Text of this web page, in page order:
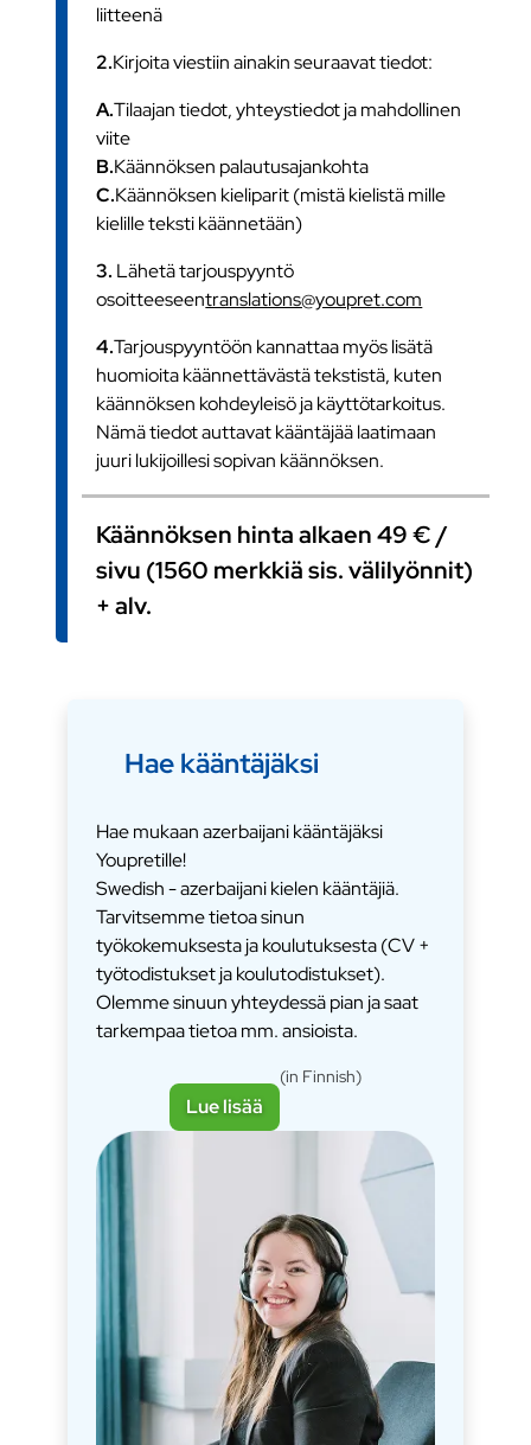
liitteenä
2.Kirjoita viestiin ainakin seuraavat tiedot:
A.Tilaajan tiedot, yhteystiedot ja mahdollinen
viite
B.Käännöksen palautusajankohta
C.Käännöksen kieliparit (mistä kielistä mille
kielille teksti käännetään)
3. Lähetä tarjouspyyntö
osoitteeseentranslations@youpret.com
4.Tarjouspyyntöön kannattaa myös lisätä
huomioita käännettävästä tekstistä, kuten
käännöksen kohdeyleisö ja käyttötarkoitus.
Nämä tiedot auttavat kääntäjää laatimaan
juuri lukijoillesi sopivan käännöksen.
Käännöksen hinta alkaen 49 € /
sivu (1560 merkkiä sis. välilyönnit)
+ alv.
Hae kääntäjäksi
Hae mukaan azerbaijani kääntäjäksi
Youpretille!
Swedish - azerbaijani kielen kääntäjiä.
Tarvitsemme tietoa sinun
työkokemuksesta ja koulutuksesta (CV +
työtodistukset ja koulutodistukset).
Olemme sinuun yhteydessä pian ja saat
tarkempaa tietoa mm. ansioista.
Lue lisää
(in Finnish)